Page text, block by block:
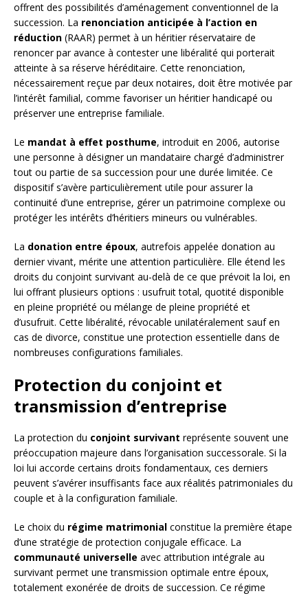
offrent des possibilités d’aménagement conventionnel de la
succession. La renonciation anticipée à l’action en
réduction (RAAR) permet à un héritier réservataire de
renoncer par avance à contester une libéralité qui porterait
atteinte à sa réserve héréditaire. Cette renonciation,
nécessairement reçue par deux notaires, doit être motivée par
l’intérêt familial, comme favoriser un héritier handicapé ou
préserver une entreprise familiale.
Le mandat à effet posthume, introduit en 2006, autorise
une personne à désigner un mandataire chargé d’administrer
tout ou partie de sa succession pour une durée limitée. Ce
dispositif s’avère particulièrement utile pour assurer la
continuité d’une entreprise, gérer un patrimoine complexe ou
protéger les intérêts d’héritiers mineurs ou vulnérables.
La donation entre époux, autrefois appelée donation au
dernier vivant, mérite une attention particulière. Elle étend les
droits du conjoint survivant au-delà de ce que prévoit la loi, en
lui offrant plusieurs options : usufruit total, quotité disponible
en pleine propriété ou mélange de pleine propriété et
d’usufruit. Cette libéralité, révocable unilatéralement sauf en
cas de divorce, constitue une protection essentielle dans de
nombreuses configurations familiales.
Protection du conjoint et
transmission d’entreprise
La protection du conjoint survivant représente souvent une
préoccupation majeure dans l’organisation successorale. Si la
loi lui accorde certains droits fondamentaux, ces derniers
peuvent s’avérer insuffisants face aux réalités patrimoniales du
couple et à la configuration familiale.
Le choix du régime matrimonial constitue la première étape
d’une stratégie de protection conjugale efficace. La
communauté universelle avec attribution intégrale au
survivant permet une transmission optimale entre époux,
totalement exonérée de droits de succession. Ce régime